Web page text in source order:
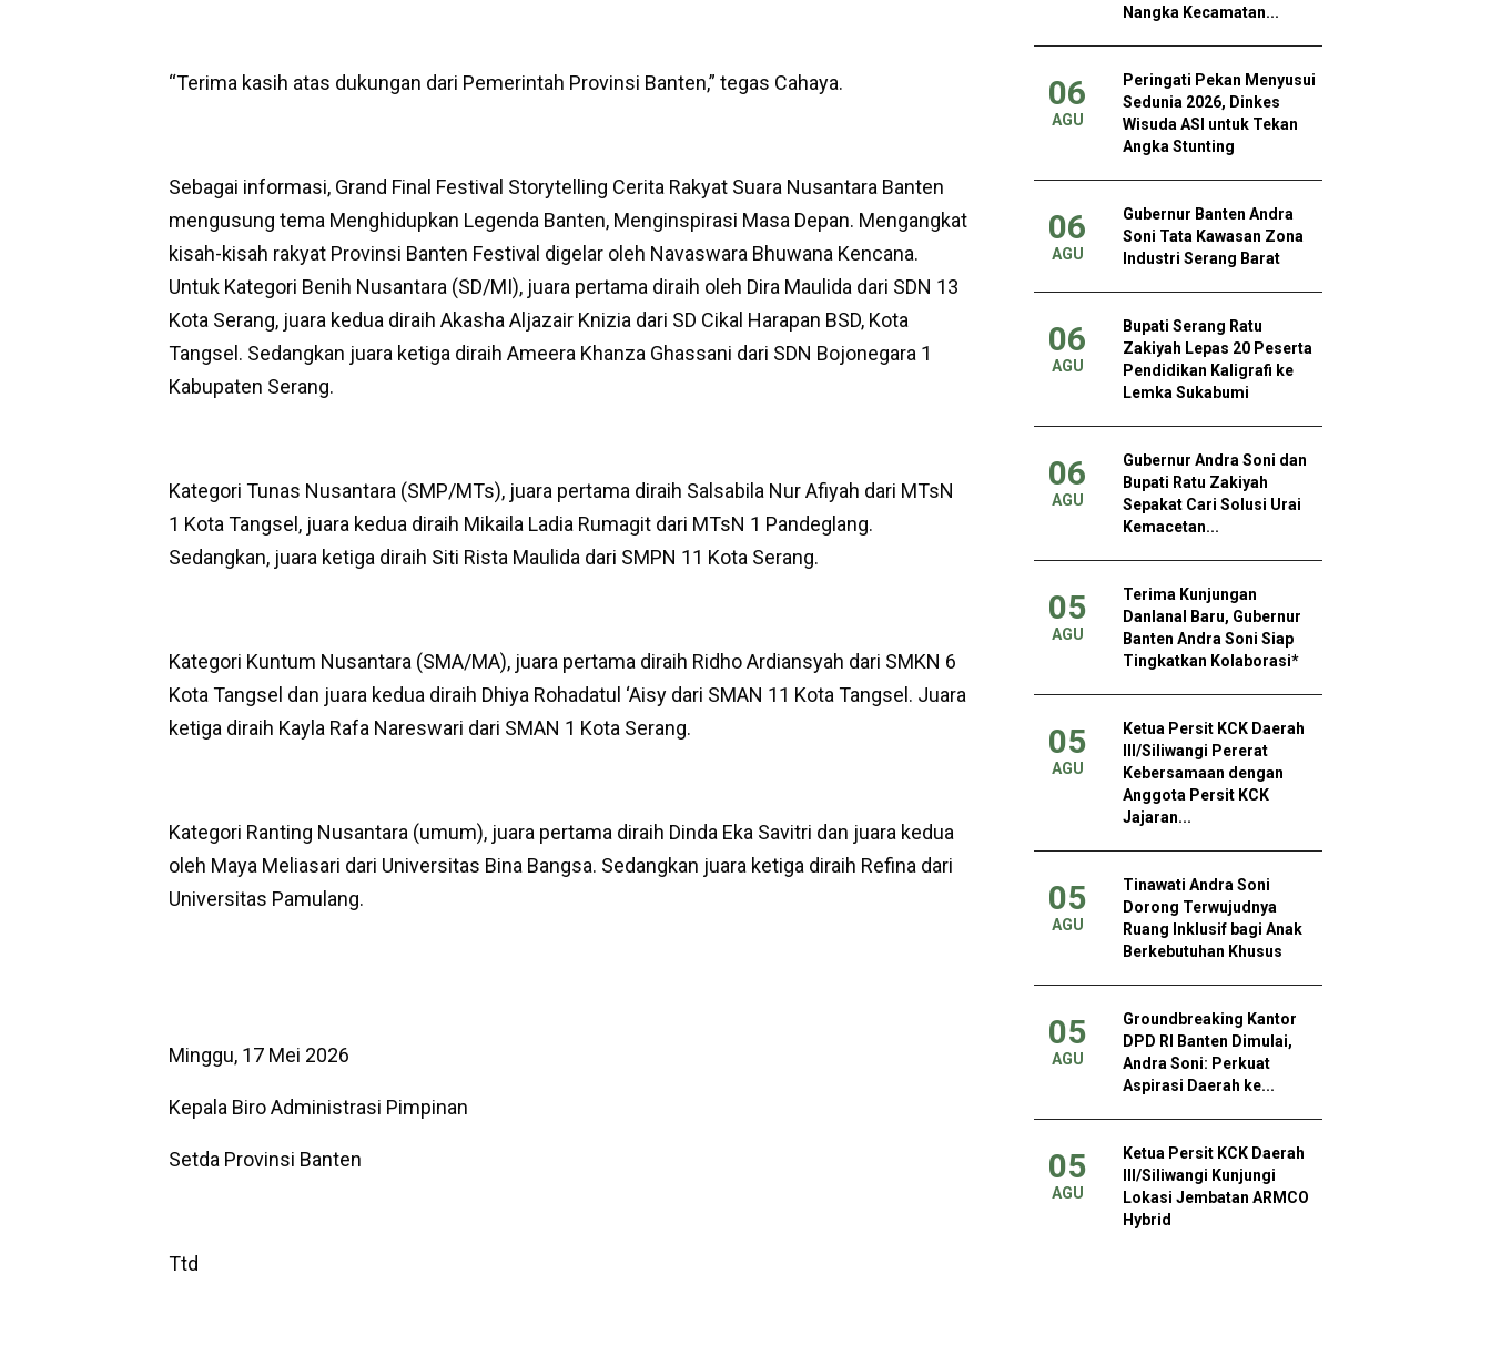
“Terima kasih atas dukungan dari Pemerintah Provinsi Banten,” tegas Cahaya.
Sebagai informasi, Grand Final Festival Storytelling Cerita Rakyat Suara Nusantara Banten
mengusung tema Menghidupkan Legenda Banten, Menginspirasi Masa Depan. Mengangkat
kisah-kisah rakyat Provinsi Banten Festival digelar oleh Navaswara Bhuwana Kencana.
Untuk Kategori Benih Nusantara (SD/MI), juara pertama diraih oleh Dira Maulida dari SDN 13
Kota Serang, juara kedua diraih Akasha Aljazair Knizia dari SD Cikal Harapan BSD, Kota
Tangsel. Sedangkan juara ketiga diraih Ameera Khanza Ghassani dari SDN Bojonegara 1
Kabupaten Serang.
Kategori Tunas Nusantara (SMP/MTs), juara pertama diraih Salsabila Nur Afiyah dari MTsN
1 Kota Tangsel, juara kedua diraih Mikaila Ladia Rumagit dari MTsN 1 Pandeglang.
Sedangkan, juara ketiga diraih Siti Rista Maulida dari SMPN 11 Kota Serang.
Kategori Kuntum Nusantara (SMA/MA), juara pertama diraih Ridho Ardiansyah dari SMKN 6
Kota Tangsel dan juara kedua diraih Dhiya Rohadatul ‘Aisy dari SMAN 11 Kota Tangsel. Juara
ketiga diraih Kayla Rafa Nareswari dari SMAN 1 Kota Serang.
Kategori Ranting Nusantara (umum), juara pertama diraih Dinda Eka Savitri dan juara kedua
oleh Maya Meliasari dari Universitas Bina Bangsa. Sedangkan juara ketiga diraih Refina dari
Universitas Pamulang.
Minggu, 17 Mei 2026
Kepala Biro Administrasi Pimpinan
Setda Provinsi Banten
Ttd
Nangka Kecamatan...
06
AGU
Peringati Pekan Menyusui
Sedunia 2026, Dinkes
Wisuda ASI untuk Tekan
Angka Stunting
06
AGU
Gubernur Banten Andra
Soni Tata Kawasan Zona
Industri Serang Barat
06
AGU
Bupati Serang Ratu
Zakiyah Lepas 20 Peserta
Pendidikan Kaligrafi ke
Lemka Sukabumi
06
AGU
Gubernur Andra Soni dan
Bupati Ratu Zakiyah
Sepakat Cari Solusi Urai
Kemacetan...
05
AGU
Terima Kunjungan
Danlanal Baru, Gubernur
Banten Andra Soni Siap
Tingkatkan Kolaborasi*
05
AGU
Ketua Persit KCK Daerah
III/Siliwangi Pererat
Kebersamaan dengan
Anggota Persit KCK
Jajaran...
05
AGU
Tinawati Andra Soni
Dorong Terwujudnya
Ruang Inklusif bagi Anak
Berkebutuhan Khusus
05
AGU
Groundbreaking Kantor
DPD RI Banten Dimulai,
Andra Soni: Perkuat
Aspirasi Daerah ke...
05
AGU
Ketua Persit KCK Daerah
III/Siliwangi Kunjungi
Lokasi Jembatan ARMCO
Hybrid